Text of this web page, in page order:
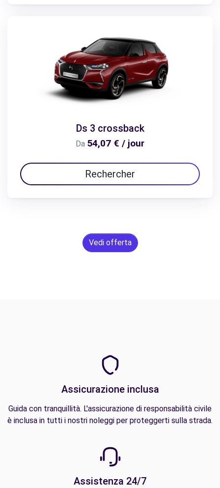
Ds 3 crossback
Da 54,07 € / jour
Rechercher
Vedi offerta
Assicurazione inclusa
Guida con tranquillità. L'assicurazione di responsabilità civile
è inclusa in tutti i nostri noleggi per proteggerti sulla strada.
Assistenza 24/7